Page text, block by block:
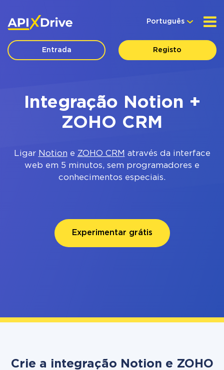
Português
Entrada Registo
Integração Notion +
ZOHO CRM
Ligar Notion e ZOHO CRM através da interface
web em 5 minutos, sem programadores e
conhecimentos especiais.
Experimentar grátis
Crie a integração Notion e ZOHO